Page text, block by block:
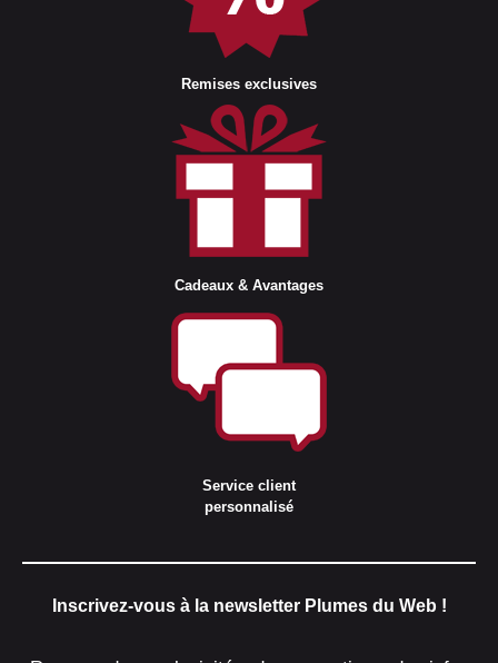
Remises exclusives
Cadeaux & Avantages
Service client
personnalisé
Inscrivez-vous à la newsletter Plumes du Web !